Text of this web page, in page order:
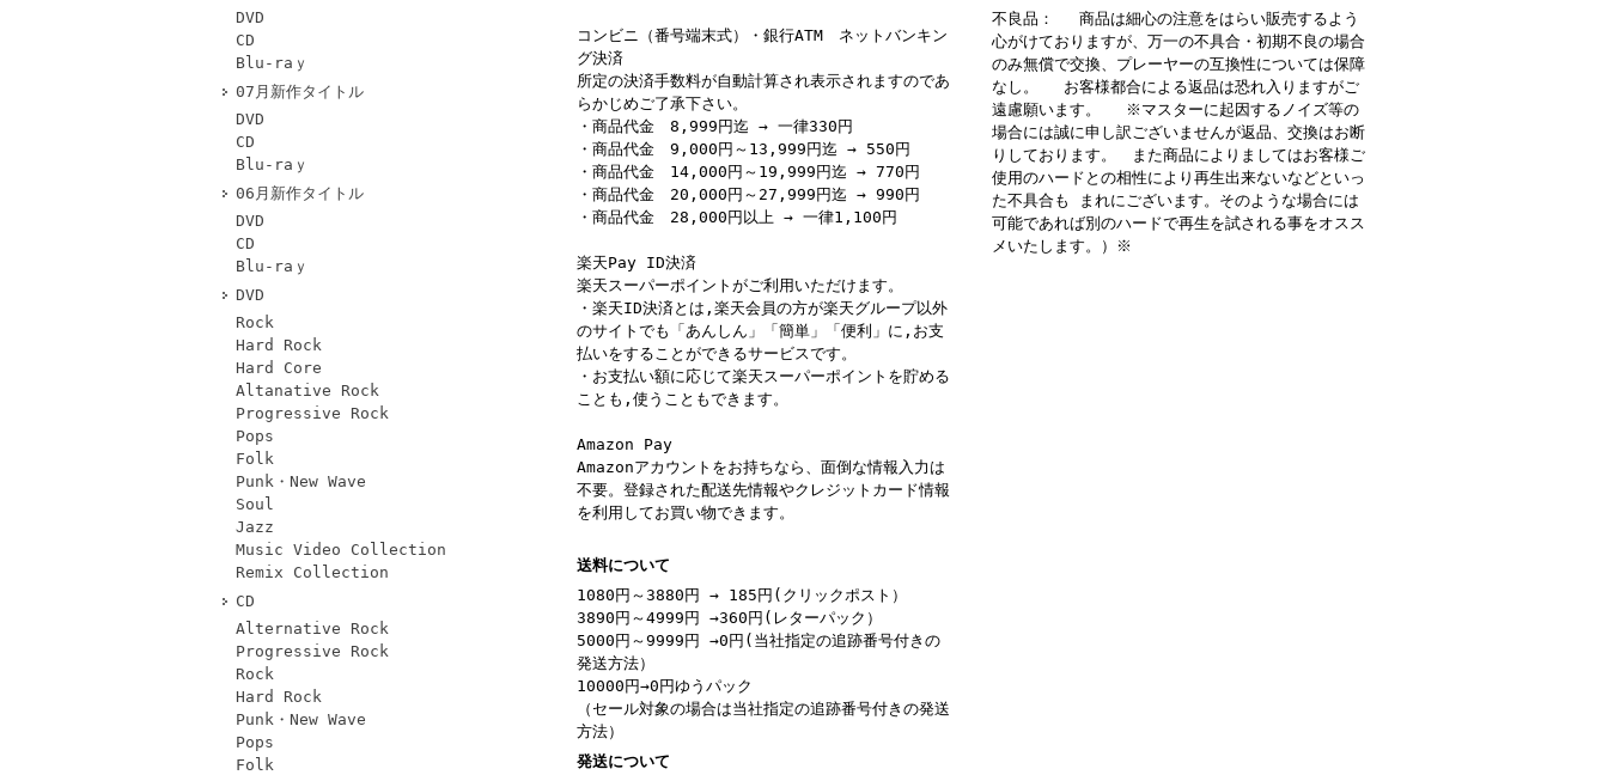
DVD
CD
Blu-raｙ
07月新作タイトル
DVD
CD
Blu-raｙ
06月新作タイトル
DVD
CD
Blu-raｙ
DVD
Rock
Hard Rock
Hard Core
Altanative Rock
Progressive Rock
Pops
Folk
Punk・New Wave
Soul
Jazz
Music Video Collection
Remix Collection
CD
Alternative Rock
Progressive Rock
Rock
Hard Rock
Punk・New Wave
Pops
Folk
コンビニ（番号端末式）・銀行ATM ネットバンキン
グ決済
所定の決済手数料が自動計算され表示されますのであ
らかじめご了承下さい。
・商品代金 8,999円迄 → 一律330円
・商品代金 9,000円～13,999円迄 → 550円
・商品代金 14,000円～19,999円迄 → 770円
・商品代金 20,000円～27,999円迄 → 990円
・商品代金 28,000円以上 → 一律1,100円
楽天Pay ID決済
楽天スーパーポイントがご利用いただけます。
・楽天ID決済とは,楽天会員の方が楽天グループ以外
のサイトでも「あんしん」「簡単」「便利」に,お支
払いをすることができるサービスです。
・お支払い額に応じて楽天スーパーポイントを貯める
ことも,使うこともできます。
Amazon Pay
Amazonアカウントをお持ちなら、面倒な情報入力は
不要。登録された配送先情報やクレジットカード情報
を利用してお買い物できます。
送料について
1080円～3880円 → 185円(クリックポスト）
3890円～4999円 →360円(レターパック）
5000円～9999円 →0円(当社指定の追跡番号付きの
発送方法）
10000円→0円ゆうパック
（セール対象の場合は当社指定の追跡番号付きの発送
方法）
発送について
不良品： 商品は細心の注意をはらい販売するよう
心がけておりますが、万一の不具合・初期不良の場合
のみ無償で交換、プレーヤーの互換性については保障
なし。 お客様都合による返品は恐れ入りますがご
遠慮願います。 ※マスターに起因するノイズ等の
場合には誠に申し訳ございませんが返品、交換はお断
りしております。 また商品によりましてはお客様ご
使用のハードとの相性により再生出来ないなどといっ
た不具合も まれにございます。そのような場合には
可能であれば別のハードで再生を試される事をオスス
メいたします。）※